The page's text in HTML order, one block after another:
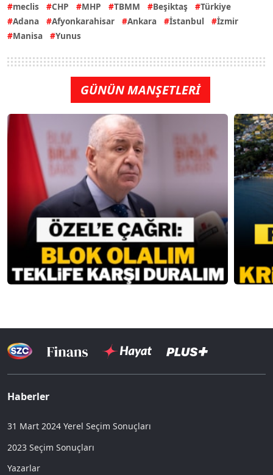
meclis CHP MHP TBMM Beşiktaş
Türkiye
Adana
Afyonkarahisar Ankara İstanbul
İzmir
Manisa
Yunus
GÜNÜN MANŞETLERİ
Haberler
31 Mart 2024 Yerel Seçim Sonuçları
2023 Seçim Sonuçları
Yazarlar